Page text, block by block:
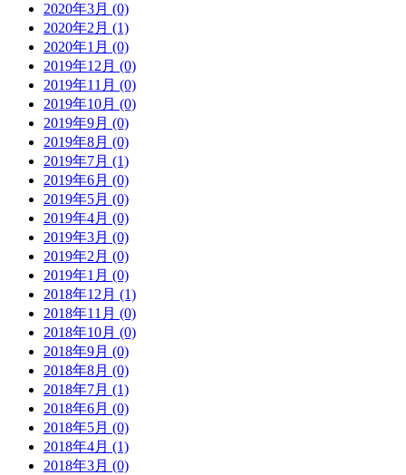
2020年3月 (0)
2020年2月 (1)
2020年1月 (0)
2019年12月 (0)
2019年11月 (0)
2019年10月 (0)
2019年9月 (0)
2019年8月 (0)
2019年7月 (1)
2019年6月 (0)
2019年5月 (0)
2019年4月 (0)
2019年3月 (0)
2019年2月 (0)
2019年1月 (0)
2018年12月 (1)
2018年11月 (0)
2018年10月 (0)
2018年9月 (0)
2018年8月 (0)
2018年7月 (1)
2018年6月 (0)
2018年5月 (0)
2018年4月 (1)
2018年3月 (0)